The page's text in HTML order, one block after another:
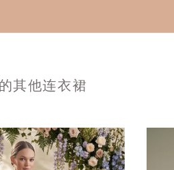
其他连衣裙